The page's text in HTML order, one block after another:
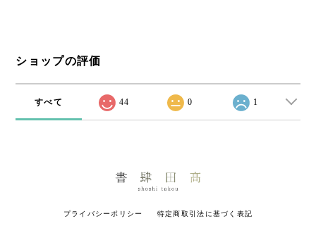
ショップの評価
すべて 44 0 1
プライバシーポリシー 特定商取引法に基づく表記